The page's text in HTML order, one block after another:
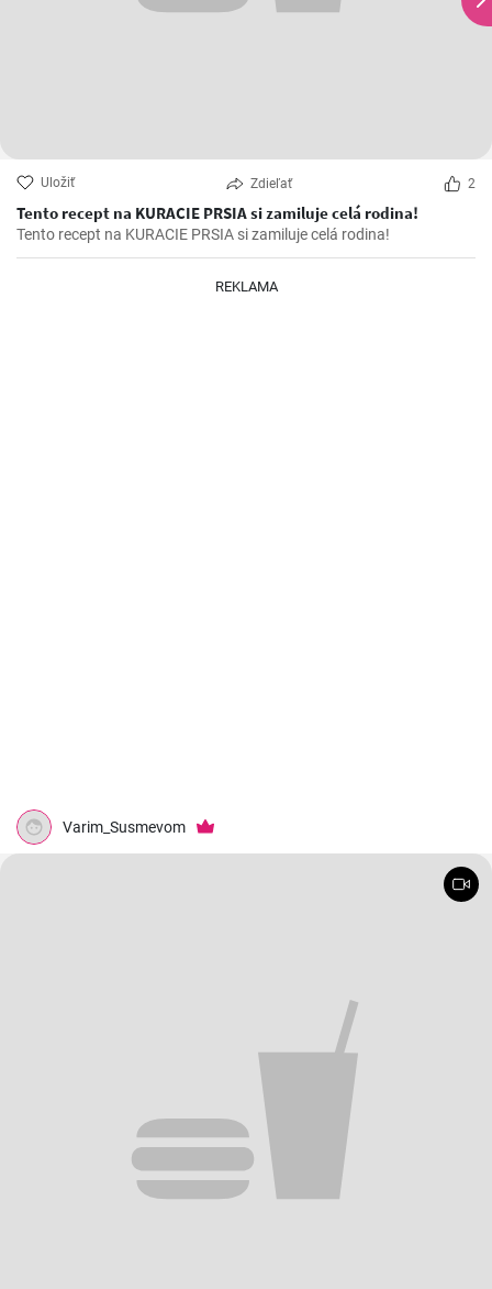
Uložiť Zdieľať 2
Tento recept na KURACIE PRSIA si zamiluje celá rodina!
Tento recept na KURACIE PRSIA si zamiluje celá rodina!
REKLAMA
Varim_Susmevom